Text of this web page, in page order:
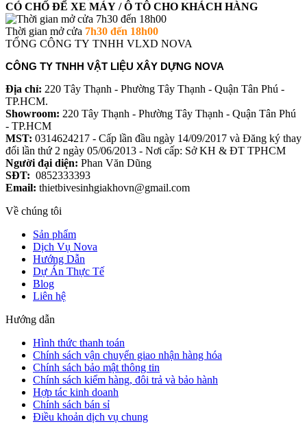
CÓ CHỐ ĐỂ XE MÁY / Ô TÔ CHO KHÁCH HÀNG
Thời gian mở cửa 7h30 đến 18h00
TỔNG CÔNG TY TNHH VLXD NOVA
CÔNG TY TNHH VẬT LIỆU XÂY DỰNG NOVA
Địa chỉ: 220 Tây Thạnh - Phường Tây Thạnh - Quận Tân Phú -
TP.HCM.
Showroom: 220 Tây Thạnh - Phường Tây Thạnh - Quận Tân Phú
- TP.HCM
MST: 0314624217 - Cấp lần đầu ngày 14/09/2017 và Đăng ký thay
đổi lần thứ 2 ngày 05/06/2013 - Nơi cấp: Sở KH & ĐT TPHCM
Người đại diện: Phan Văn Dũng
SĐT: 0852333393
Email: thietbivesinhgiakhovn@gmail.com
Về chúng tôi
Sản phẩm
Dịch Vụ Nova
Hướng Dẫn
Dự Án Thực Tế
Blog
Liên hệ
Hướng dẫn
Hình thức thanh toán
Chính sách vận chuyển giao nhận hàng hóa
Chính sách bảo mật thông tin
Chính sách kiểm hàng, đôi trả và bảo hành
Hợp tác kinh doanh
Chính sách bán sỉ
Điều khoản dịch vụ chung